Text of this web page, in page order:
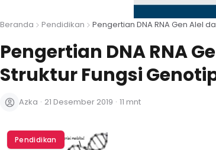
Beranda Pendidikan Pengertian DNA RNA Gen Alel
Pengertian DNA RNA
Struktur Fungsi
Azka · 21 Desember 2019 · 11 mnt
Pendidikan